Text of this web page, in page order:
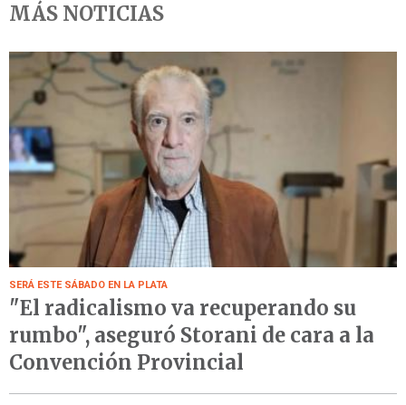
MÁS NOTICIAS
SERÁ ESTE SÁBADO EN LA PLATA
"El radicalismo va recuperando su
rumbo", aseguró Storani de cara a la
Convención Provincial